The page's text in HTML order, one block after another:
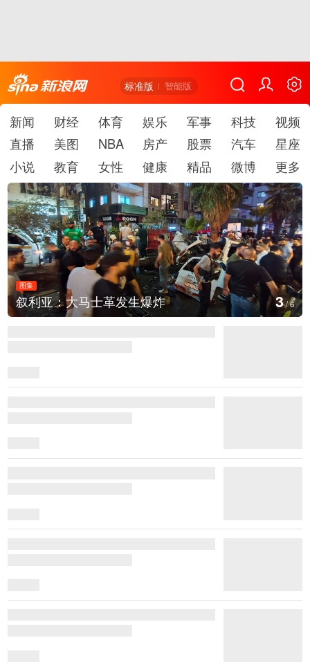
标准版 智能版
新闻 财经 体育 娱乐 军事 科技
视频
直播
美图 NBA 房产 股票 汽车
星座
小说
教育 女性 健康 精品 微博 更多
图集
云南弥勒：欢庆火把节 4/6